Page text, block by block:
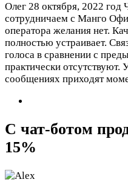
Олег 28 октября, 2022 год
сотрудничаем с Манго
оператора желания нет.
полностью устраивает.
голоса в сравнении с
практически отсутствуют.
сообщениях приходят
С чат-ботом
15%